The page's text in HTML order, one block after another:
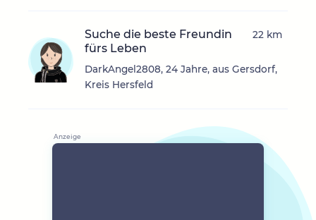
Suche die beste Freundin
fürs Leben
DarkAngel2808, 24 Jahre, aus Gersdorf,
Kreis Hersfeld
22 km